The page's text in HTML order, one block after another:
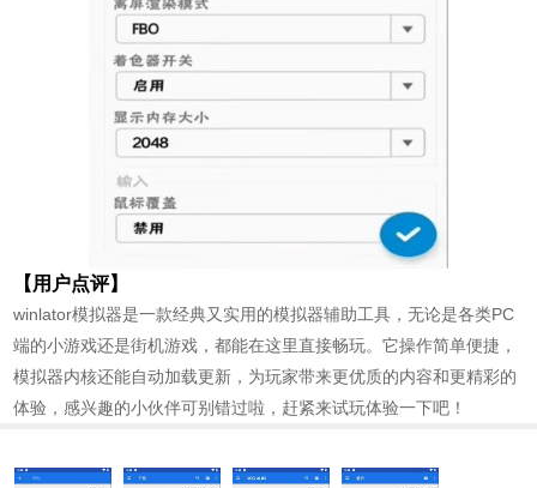
【用户点评】
winlator模拟器是一款经典又实用的模拟器辅助工具，无论是各类PC
端的小游戏还是街机游戏，都能在这里直接畅玩。它操作简单便捷，
模拟器内核还能自动加载更新，为玩家带来更优质的内容和更精彩的
体验，感兴趣的小伙伴可别错过啦，赶紧来试玩体验一下吧！